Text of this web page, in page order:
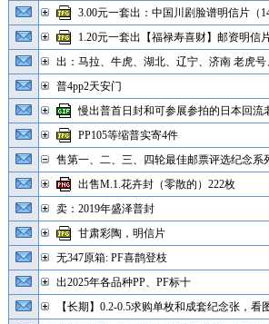
3.00元一套出：中国川剧脸谱明信片（14
1.20元一套出【福禄寿喜财】邮资明信片
出：马拉、牛虎、湖北、辽宁、济南 老虎
普4pp2天安门
慢出普首日封和可参展参拍的日本回流
PP105等缩普实寄4件
售第一、二、三、四轮最佳邮票评选纪念系
出售M.1.花卉封（零散的）222枚
卖：2019年盛泽普封
甘肃彩陶，明信片
无347原箱: PF喜鹊登枝
出2025年各品种PP、PF标十
【长期】0.2-0.5求购单枚和成套纪念张，看